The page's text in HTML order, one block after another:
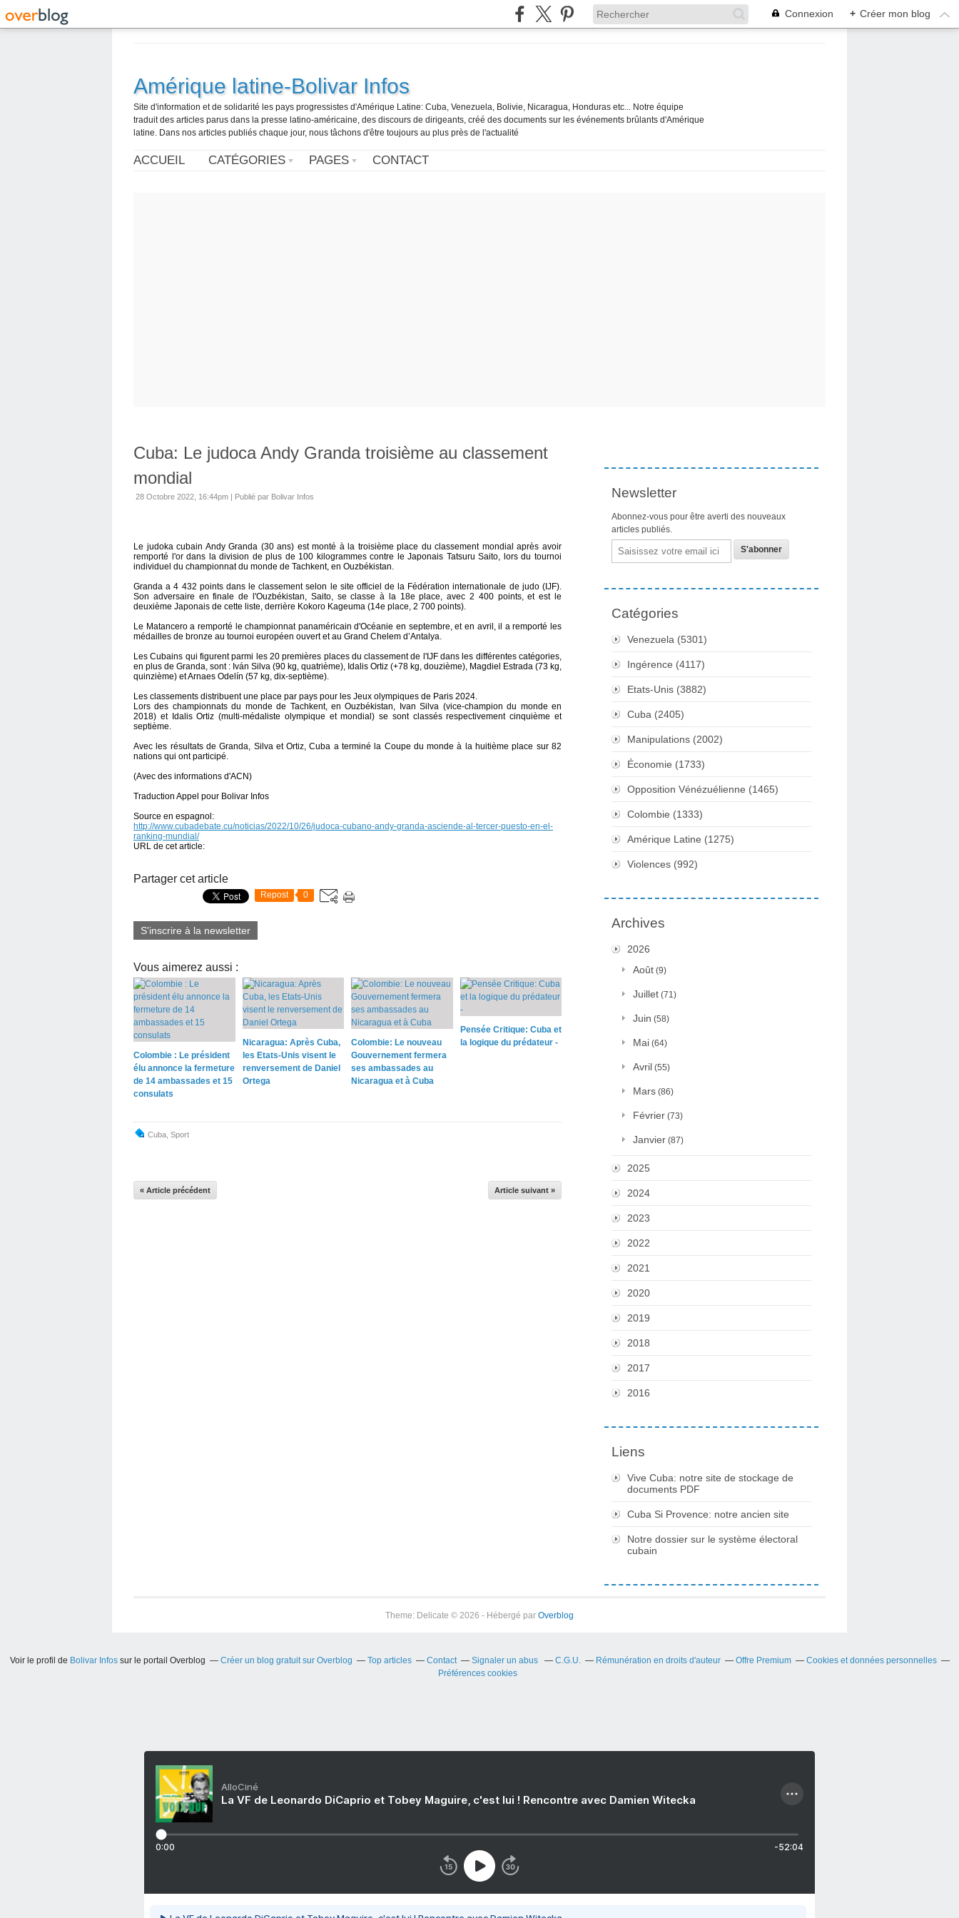
Connexion + Créer mon blog
Amérique latine-Bolivar Infos
Site d'information et de solidarité les pays progressistes d'Amérique Latine: Cuba, Venezuela, Bolivie, Nicaragua, Honduras etc... Notre équipe
traduit des articles parus dans la presse latino-américaine, des discours de dirigeants, créé des documents sur les événements brûlants d'Amérique
latine. Dans nos articles publiés chaque jour, nous tâchons d'être toujours au plus près de l'actualité
ACCUEIL CATÉGORIES PAGES CONTACT
Cuba: Le judoca Andy Granda troisième au classement
mondial
28 Octobre 2022, 16:44pm | Publié par Bolivar Infos
Le judoka cubain Andy Granda (30 ans) est monté à la troisième place du classement mondial après avoir
remporté l'or dans la division de plus de 100 kilogrammes contre le Japonais Tatsuru Saito, lors du tournoi
individuel du championnat du monde de Tachkent, en Ouzbékistan.
Granda a 4 432 points dans le classement selon le site officiel de la Fédération internationale de judo (IJF).
Son adversaire en finale de l'Ouzbékistan, Saito, se classe à la 18e place, avec 2 400 points, et est le
deuxième Japonais de cette liste, derrière Kokoro Kageuma (14e place, 2 700 points).
Le Matancero a remporté le championnat panaméricain d'Océanie en septembre, et en avril, il a remporté les
médailles de bronze au tournoi européen ouvert et au Grand Chelem d’Antalya.
Les Cubains qui figurent parmi les 20 premières places du classement de l'IJF dans les différentes catégories,
en plus de Granda, sont : Iván Silva (90 kg, quatrième), Idalis Ortiz (+78 kg, douzième), Magdiel Estrada (73 kg,
quinzième) et Arnaes Odelín (57 kg, dix-septième).
Les classements distribuent une place par pays pour les Jeux olympiques de Paris 2024.
Lors des championnats du monde de Tachkent, en Ouzbékistan, Ivan Silva (vice-champion du monde en
2018) et Idalis Ortiz (multi-médaliste olympique et mondial) se sont classés respectivement cinquième et
septième.
Avec les résultats de Granda, Silva et Ortiz, Cuba a terminé la Coupe du monde à la huitième place sur 82
nations qui ont participé.
(Avec des informations d'ACN)
Traduction Appel pour Bolivar Infos
Source en espagnol:
http://www.cubadebate.cu/noticias/2022/10/26/judoca-cubano-andy-granda-asciende-al-tercer-puesto-en-el-
ranking-mundial/
URL de cet article:
Partager cet article
Repost 0
S'inscrire à la newsletter
Vous aimerez aussi :
Colombie : Le président
élu annonce la fermeture
de 14 ambassades et 15
consulats
Nicaragua: Après Cuba,
les Etats-Unis visent le
renversement de Daniel
Ortega
Colombie: Le nouveau
Gouvernement fermera
ses ambassades au
Nicaragua et à Cuba
Pensée Critique: Cuba et
la logique du prédateur -
Cuba Sport
« Article précédent Article suivant »
Newsletter
Abonnez-vous pour être averti des nouveaux
articles publiés.
Email
Catégories
Venezuela (5301)
Ingérence (4117)
Etats-Unis (3882)
Cuba (2405)
Manipulations (2002)
Économie (1733)
Opposition Vénézuélienne (1465)
Colombie (1333)
Amérique Latine (1275)
Violences (992)
Archives
2026
Août (9)
Juillet (71)
Juin (58)
Mai (64)
Avril (55)
Mars (86)
Février (73)
Janvier (87)
2025
2024
2023
2022
2021
2020
2019
2018
2017
2016
Liens
Vive Cuba: notre site de stockage de
documents PDF
Cuba Si Provence: notre ancien site
Notre dossier sur le système électoral
cubain
Theme: Delicate © 2026 - Hébergé par Overblog
Voir le profil de Bolivar Infossur le portail Overblog Créer un blog gratuit sur Overblog Top articles Contact Signaler un abus C.G.U. Rémunération en droits d'auteur Offre Premium
Cookies et données personnelles
Préférences cookies
AlloCiné
La VF de Leonardo DiCaprio et Tobey Maguire, c'est lui ! Rencontre avec Damien Witecka
0:00 -52:04